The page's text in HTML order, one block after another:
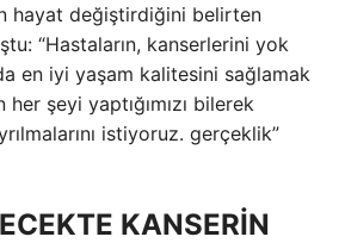
hayat değiştirdiğini belirten
“Hastaların, kanserlerini yok
en iyi yaşam kalitesini sağlamak
şeyi yaptığımızı bilerek
istiyoruz. gerçeklik”
KANSERİN